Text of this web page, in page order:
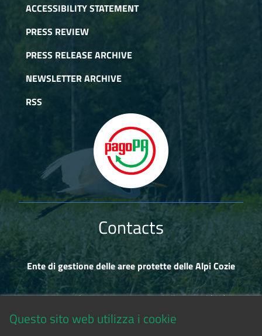
ACCESSIBILITY STATEMENT
PRESS REVIEW
PRESS RELEASE ARCHIVE
NEWSLETTER ARCHIVE
RSS
Contacts
Ente di gestione delle aree protette delle Alpi Cozie
Via Fransuà Fontan, 1 - 10050 Salbertrand (TO)
Questo sito web utilizza i cookie